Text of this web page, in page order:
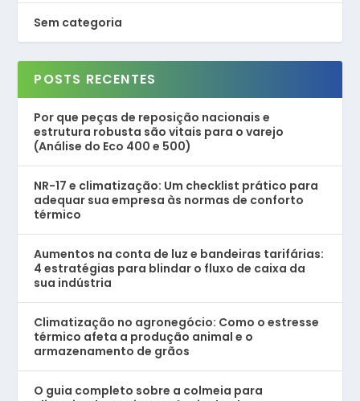
Sem categoria
POSTS RECENTES
Por que peças de reposição nacionais e
estrutura robusta são vitais para o varejo
(Análise do Eco 400 e 500)
NR-17 e climatização: Um checklist prático para
adequar sua empresa às normas de conforto
térmico
Aumentos na conta de luz e bandeiras tarifárias:
4 estratégias para blindar o fluxo de caixa da
sua indústria
Climatização no agronegócio: Como o estresse
térmico afeta a produção animal e o
armazenamento de grãos
O guia completo sobre a colmeia para